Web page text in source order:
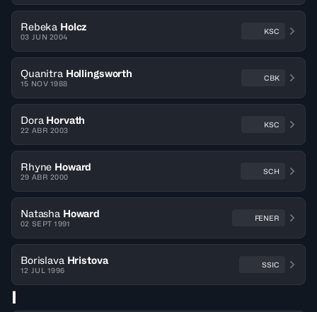
Rebeka Holcz
03 JUN 2004
KSC
Quanitra Hollingsworth
15 NOV 1988
CBK
Dora Horvath
22 ABR 2003
KSC
Rhyne Howard
29 ABR 2000
SCH
Natasha Howard
02 SEPT 1991
FENER
Borislava Hristova
12 JUL 1996
SSIC
I